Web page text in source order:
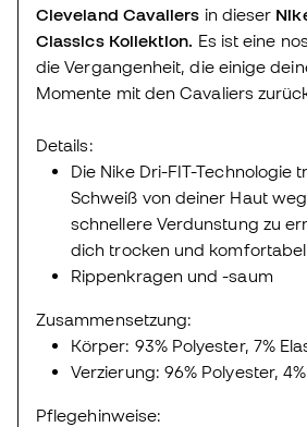
Cleveland Cavaliers in dieser
Classics Kollektion. Es ist eine
die Vergangenheit, die einige
Momente mit den Cavaliers
Details:
Die Nike Dri-FIT-Technologie
Schweiß von deiner Haut
schnellere Verdunstung zu
dich trocken und komfortabel
Rippenkragen und -saum
Zusammensetzung:
Körper: 93% Polyester, 7%
Verzierung: 96% Polyester,
Pflegehinweise: